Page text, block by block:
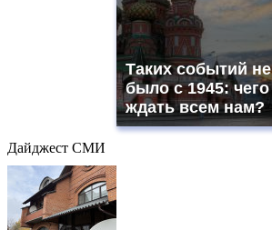
Таких событий не
было с 1945: чего
ждать всем нам?
Дайджест СМИ